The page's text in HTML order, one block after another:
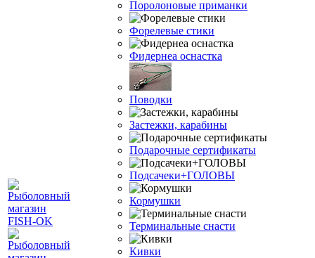
Поролоновые приманки
Форелевые стики
Фидернеа оснастка
Поводки
Застежки, карабины
Подарочные сертификаты
Подсачеки+ГОЛОВЫ
Кормушки
Терминальные снасти
Кивки